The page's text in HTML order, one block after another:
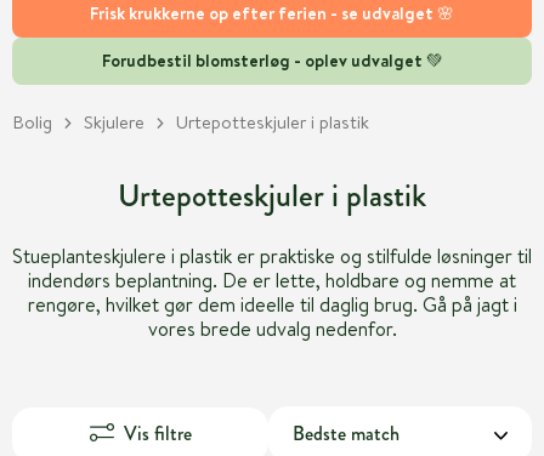
Frisk krukkerne op efter ferien - se udvalget 🌸
Forudbestil blomsterløg - oplev udvalget 💚
Bolig Skjulere Urtepotteskjuler i plastik
Urtepotteskjuler i plastik
Stueplanteskjulere i plastik er praktiske og stilfulde løsninger til
indendørs beplantning. De er lette, holdbare og nemme at
rengøre, hvilket gør dem ideelle til daglig brug. Gå på jagt i
vores brede udvalg nedenfor.
Vis filtre